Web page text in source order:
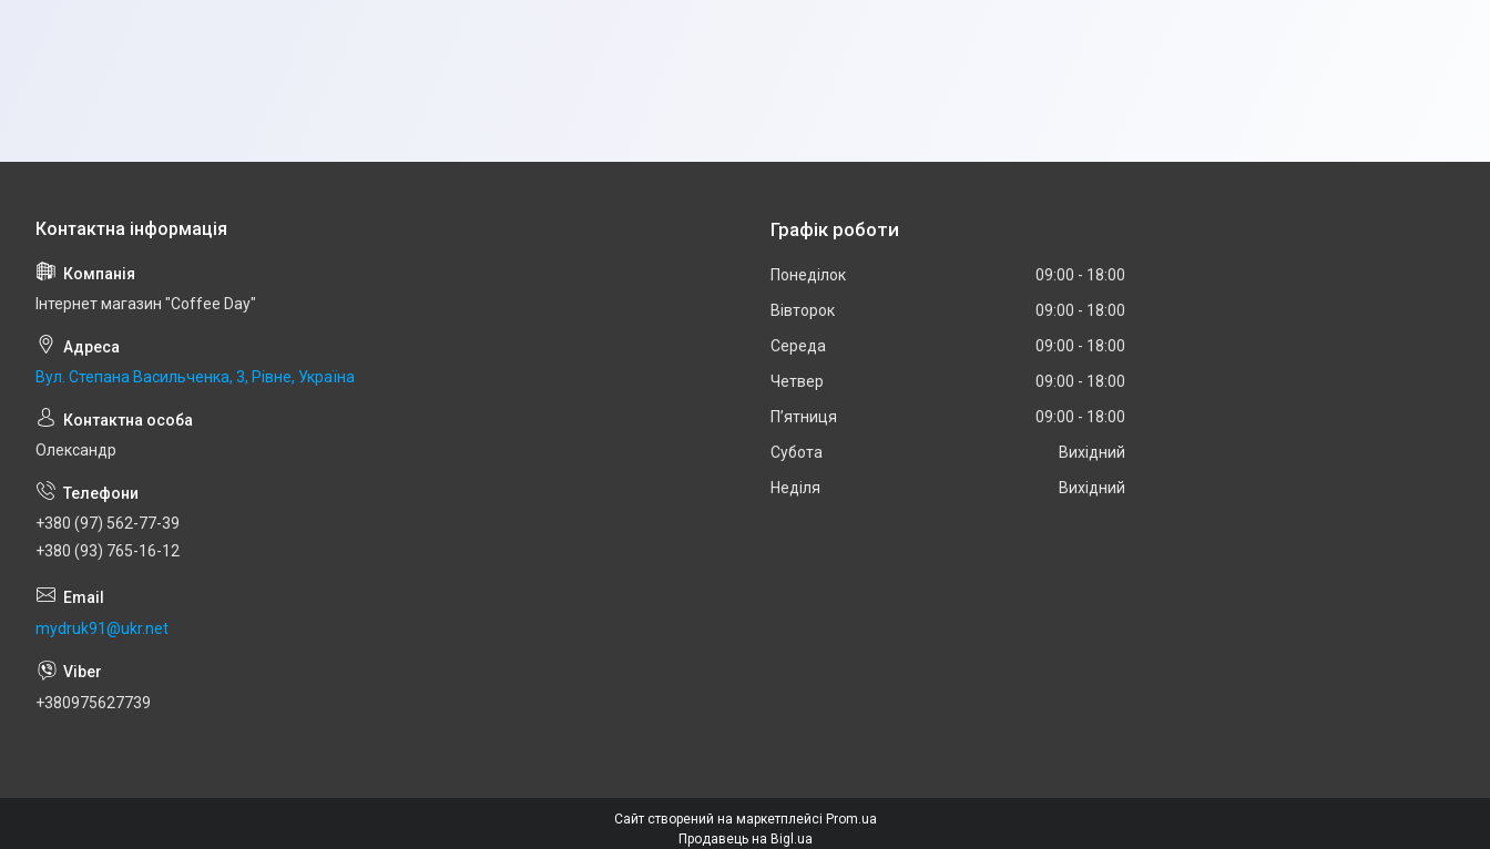
Інтернет магазин "Coffee Day"
Вул. Степана Васильченка, 3, Рівне, Україна
Олександр
+380 (97) 562-77-39
+380 (93) 765-16-12
mydruk91@ukr.net
+380975627739
Графік роботи
Понеділок 09:00
18:00
Вівторок
09:00
18:00
Середа
09:00
18:00
Четвер
09:00
18:00
Пʼятниця
09:00
18:00
Субота
Вихідний
Неділя
Вихідний
Сайт створений на маркетплейсі Prom.ua
Продавець на Bigl.ua